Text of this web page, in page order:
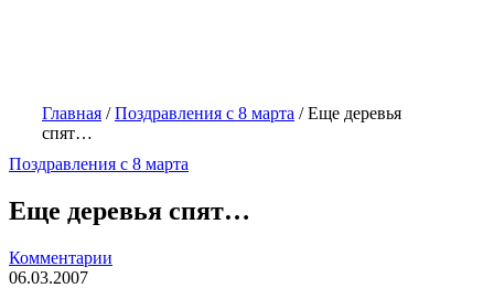
Главная /Поздравления с 8 марта /Еще деревья
спят…
Поздравления с 8 марта
Еще деревья спят…
Комментарии
06.03.2007